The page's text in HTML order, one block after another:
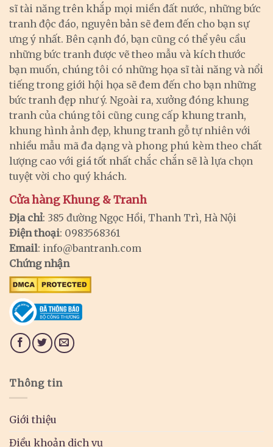
sĩ tài năng trên khắp mọi miền đất nước, những bức
tranh độc đáo, nguyên bản sẽ đem đến cho bạn sự
ưng ý nhất. Bên cạnh đó, bạn cũng có thể yêu cầu
những bức tranh được vẽ theo mẫu và kích thước
bạn muốn, chúng tôi có những họa sĩ tài năng và nổi
tiếng trong giới hội họa sẽ đem đến cho bạn những
bức tranh đẹp như ý. Ngoài ra, xưởng đóng khung
tranh của chúng tôi cũng cung cấp khung tranh,
khung hình ảnh đẹp, khung tranh gỗ tự nhiên với
nhiều mẫu mã đa dạng và phong phú kèm theo chất
lượng cao với giá tốt nhất chắc chắn sẽ là lựa chọn
tuyệt vời cho quý khách.
Cửa hàng Khung & Tranh
Địa chỉ: 385 đường Ngọc Hồi, Thanh Trì, Hà Nội
Điện thoại: 0983568361
Email: info@bantranh.com
Chứng nhận
Thông tin
Giới thiệu
Điều khoản dịch vụ